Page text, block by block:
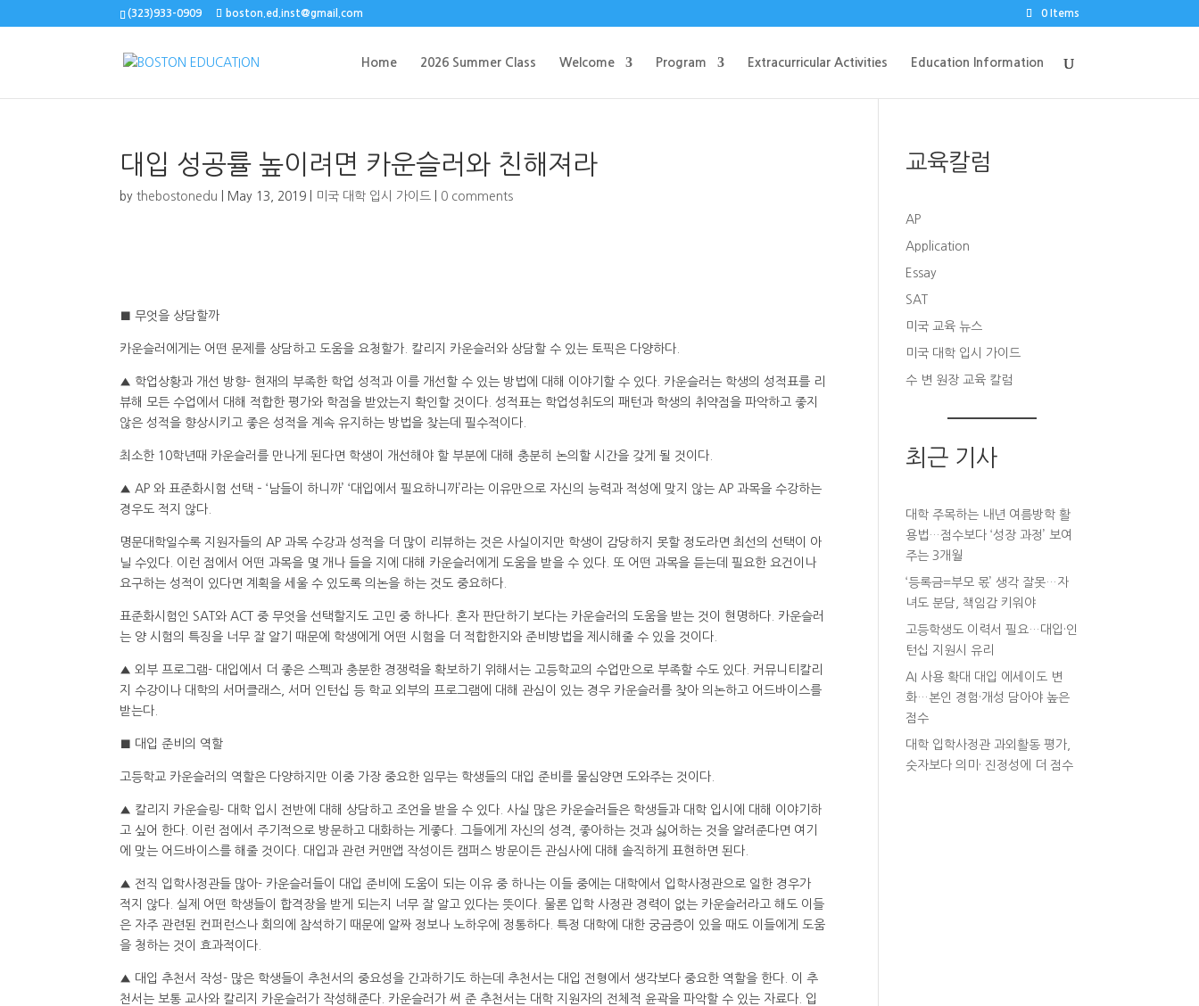
(323)933-0909 boston.ed.inst@gmail.com 0 Items
Home 2026 Summer Class Welcome Program Extracurricular Activities Education Information
대입 성공률 높이려면 카운슬러와 친해져라
bythebostonedu May 13, 2019 미국 대학 입시 가이드 0 comments
■ 무엇을 상담할까
카운슬러에게는 어떤 문제를 상담하고 도움을 요청할가. 칼리지 카운슬러와 상담할 수 있는 토픽은 다양하다.
▲ 학업상황과 개선 방향- 현재의 부족한 학업 성적과 이를 개선할 수 있는 방법에 대해 이야기할 수 있다. 카운슬러는 학생의 성적표를 리
뷰해 모든 수업에서 대해 적합한 평가와 학점을 받았는지 확인할 것이다. 성적표는 학업성취도의 패턴과 학생의 취약점을 파악하고 좋지
않은 성적을 향상시키고 좋은 성적을 계속 유지하는 방법을 찾는데 필수적이다.
최소한 10학년때 카운슬러를 만나게 된다면 학생이 개선해야 할 부분에 대해 충분히 논의할 시간을 갖게 될 것이다.
▲ AP 와 표준화시험 선택 – ‘남들이 하니까’ ‘대입에서 필요하니까’라는 이유만으로 자신의 능력과 적성에 맞지 않는 AP 과목을 수강하는
경우도 적지 않다.
명문대학일수록 지원자들의 AP 과목 수강과 성적을 더 많이 리뷰하는 것은 사실이지만 학생이 감당하지 못할 정도라면 최선의 선택이 아
닐 수있다. 이런 점에서 어떤 과목을 몇 개나 들을 지에 대해 카운슬러에게 도움을 받을 수 있다. 또 어떤 과목을 듣는데 필요한 요건이나
요구하는 성적이 있다면 계획을 세울 수 있도록 의논을 하는 것도 중요하다.
표준화시험인 SAT와 ACT 중 무엇을 선택할지도 고민 중 하나다. 혼자 판단하기 보다는 카운슬러의 도움을 받는 것이 현명하다. 카운슬러
는 양 시험의 특징을 너무 잘 알기 때문에 학생에게 어떤 시험을 더 적합한지와 준비방법을 제시해줄 수 있을 것이다.
▲ 외부 프로그램- 대입에서 더 좋은 스펙과 충분한 경쟁력을 확보하기 위해서는 고등학교의 수업만으로 부족할 수도 있다. 커뮤니티칼리
지 수강이나 대학의 서머클래스, 서머 인턴십 등 학교 외부의 프로그램에 대해 관심이 있는 경우 카운슬러를 찾아 의논하고 어드바이스를
받는다.
■ 대입 준비의 역할
고등학교 카운슬러의 역할은 다양하지만 이중 가장 중요한 임무는 학생들의 대입 준비를 물심양면 도와주는 것이다.
▲ 칼리지 카운슬링- 대학 입시 전반에 대해 상담하고 조언을 받을 수 있다. 사실 많은 카운슬러들은 학생들과 대학 입시에 대해 이야기하
고 싶어 한다. 이런 점에서 주기적으로 방문하고 대화하는 게좋다. 그들에게 자신의 성격, 좋아하는 것과 싫어하는 것을 알려준다면 여기
에 맞는 어드바이스를 해줄 것이다. 대입과 관련 커맨앱 작성이든 캠퍼스 방문이든 관심사에 대해 솔직하게 표현하면 된다.
▲ 전직 입학사정관들 많아- 카운슬러들이 대입 준비에 도움이 되는 이유 중 하나는 이들 중에는 대학에서 입학사정관으로 일한 경우가
적지 않다. 실제 어떤 학생들이 합격장을 받게 되는지 너무 잘 알고 있다는 뜻이다. 물론 입학 사정관 경력이 없는 카운슬러라고 해도 이들
은 자주 관련된 컨퍼런스나 회의에 참석하기 때문에 알짜 정보나 노하우에 정통하다. 특정 대학에 대한 궁금증이 있을 때도 이들에게 도움
을 청하는 것이 효과적이다.
▲ 대입 추천서 작성- 많은 학생들이 추천서의 중요성을 간과하기도 하는데 추천서는 대입 전형에서 생각보다 중요한 역할을 한다. 이 추
천서는 보통 교사와 칼리지 카운슬러가 작성해준다. 카운슬러가 써 준 추천서는 대학 지원자의 전체적 윤곽을 파악할 수 있는 자료다. 입
교육칼럼
AP
Application
Essay
SAT
미국 교육 뉴스
미국 대학 입시 가이드
수 변 원장 교육 칼럼
최근 기사
대학 주목하는 내년 여름방학 활
용법…점수보다 ‘성장 과정’ 보여
주는 3개월
‘등록금=부모 몫’ 생각 잘못…자
녀도 분담, 책임감 키워야
고등학생도 이력서 필요…대입·인
턴십 지원시 유리
AI 사용 확대 대입 에세이도 변
화…본인 경험·개성 담아야 높은
점수
대학 입학사정관 과외활동 평가,
숫자보다 의미· 진정성에 더 점수